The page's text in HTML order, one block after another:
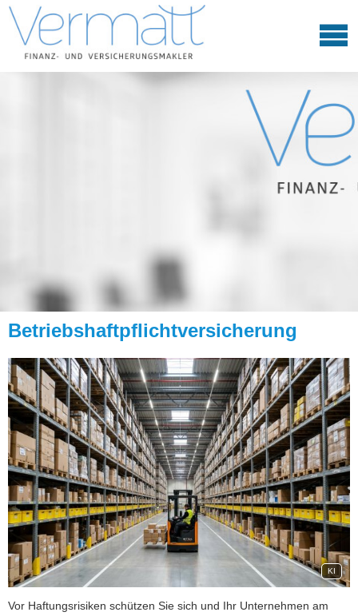
Betriebshaftpflichtversicherung
KI
Vor Haftungsrisiken schützen Sie sich und Ihr Unternehmen am